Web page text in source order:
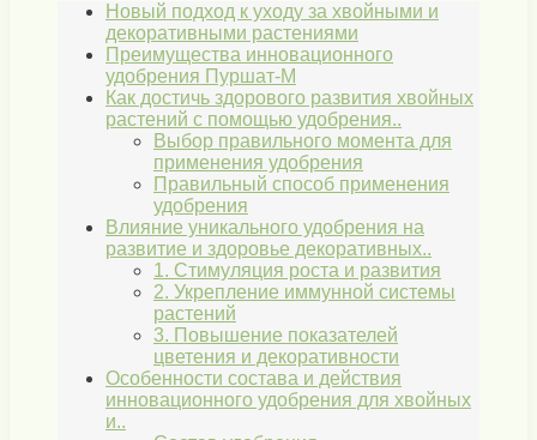
Новый подход к уходу за хвойными и
декоративными растениями
Преимущества инновационного
удобрения Пуршат-М
Как достичь здорового развития хвойных
растений с помощью удобрения..
Выбор правильного момента для
применения удобрения
Правильный способ применения
удобрения
Влияние уникального удобрения на
развитие и здоровье декоративных..
1. Стимуляция роста и развития
2. Укрепление иммунной системы
растений
3. Повышение показателей
цветения и декоративности
Особенности состава и действия
инновационного удобрения для хвойных
и..